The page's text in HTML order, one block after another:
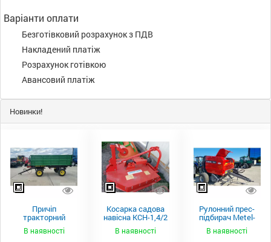
Варіанти оплати
Безготівковий розрахунок з ПДВ
Накладений платіж
Розрахунок готівкою
Авансовий платіж
Новинки!
Причіп
тракторний
самоскидний
Spike 2 ПТС-4
В наявності
Косарка садова
навісна КСН-1,4/2
В наявності
Рулонний прес-
підбирач Metel-
Fach Z 587
В наявності